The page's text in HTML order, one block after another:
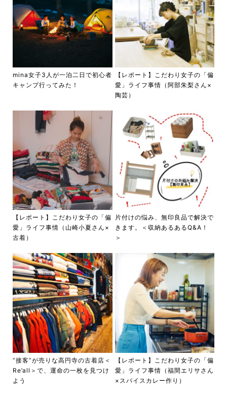
mina女子3人が一泊二日で初心者
キャンプ行ってみた！
【レポート】こだわり女子の「偏
愛」ライフ事情（阿部朱梨さん×
陶芸）
【レポート】こだわり女子の「偏
愛」ライフ事情（山崎小夏さん×
古着）
片付けの悩み、無印良品で解決で
きます。＜収納あるあるQ&A！
＞
“接客”が売りな高円寺の古着店＜
Re’all＞で、運命の一枚を見つけ
よう
【レポート】こだわり女子の「偏
愛」ライフ事情（福間エリサさん
×スパイスカレー作り）